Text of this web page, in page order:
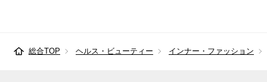
総合TOP ヘルス・ビューティー インナー・ファッション